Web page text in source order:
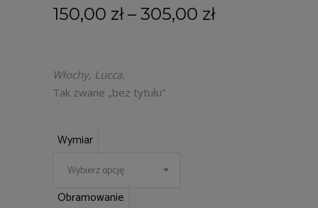
150,00 zł– 305,00 zł
Włochy, Lucca.
Tak zwane „bez tytułu”
Wymiar
Wybierz opcję
Obramowanie